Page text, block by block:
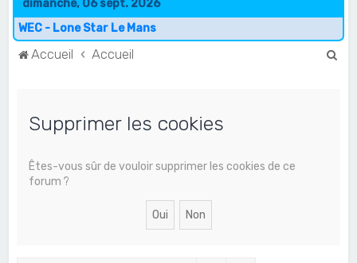
dimanche, 06 sept. 2026
WEC - Lone Star Le Mans
Accueil Accueil
Supprimer les cookies
Êtes-vous sûr de vouloir supprimer les cookies de ce
forum ?